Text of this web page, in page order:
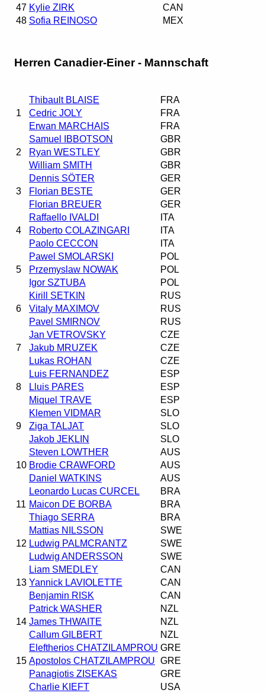
47 Kylie ZIRK
CAN
48 Sofia REINOSO MEX
Herren Canadier-Einer - Mannschaft
1
Thibault BLAISE
FRA
Cedric JOLY
FRA
Erwan MARCHAIS
FRA
2
Samuel IBBOTSON
GBR
Ryan WESTLEY
GBR
William SMITH
GBR
3
Dennis SÖTER
GER
Florian BESTE
GER
Florian BREUER
GER
4
Raffaello IVALDI
ITA
Roberto COLAZINGARI
ITA
Paolo CECCON
ITA
5
Pawel SMOLARSKI
POL
Przemyslaw NOWAK
POL
Igor SZTUBA
POL
6
Kirill SETKIN
RUS
Vitaly MAXIMOV
RUS
Pavel SMIRNOV
RUS
7
Jan VETROVSKY
CZE
Jakub MRUZEK
CZE
Lukas ROHAN
CZE
8
Luis FERNANDEZ
ESP
Lluis PARES
ESP
Miquel TRAVE
ESP
9
Klemen VIDMAR
SLO
Ziga TALJAT
SLO
Jakob JEKLIN
SLO
10
Steven LOWTHER
AUS
Brodie CRAWFORD
AUS
Daniel WATKINS
AUS
11
Leonardo Lucas CURCEL
BRA
Maicon DE BORBA
BRA
Thiago SERRA
BRA
12
Mattias NILSSON
SWE
Ludwig PALMCRANTZ
SWE
Ludwig ANDERSSON
SWE
13
Liam SMEDLEY
CAN
Yannick LAVIOLETTE
CAN
Benjamin RISK
CAN
14
Patrick WASHER
NZL
James THWAITE
NZL
Callum GILBERT
NZL
15
Eleftherios CHATZILAMPROU GRE
Apostolos CHATZILAMPROU GRE
Panagiotis ZISEKAS
GRE
Charlie KIEFT
USA